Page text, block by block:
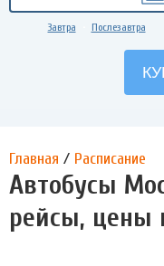
Завтра Послезавтра
Главная / Расписание
Автобусы
рейсы, цены